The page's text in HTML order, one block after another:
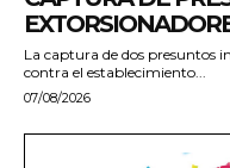
La captura de dos presuntos
contra el establecimiento...
07/08/2026